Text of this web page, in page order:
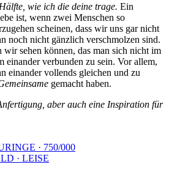
wie ich die deine trage. Ein
ist, wenn zwei Menschen so
scheinen, dass wir uns gar nicht
noch nicht gänzlich verschmolzen sind.
wir sehen können, das man sich nicht im
einander verbunden zu sein. Vor allem,
einander vollends gleichen und zu
gemacht haben.
aber auch eine Inspiration für
· 750/000
· LEISE